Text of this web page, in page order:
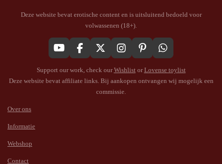
Deze website bevat erotische content en is uitsluitend bedoeld voor
volwassenen (18+).
Y
u
T
F
c
e
X
I
s
t
a
P
n
t
W
a
t
Support our work, check ourWishlistorLovense toylist
Deze website bevat affiliate links. Bij aankopen ontvangen wij mogelijk een
commissie.
Over ons
Informatie
Webshop
Contact